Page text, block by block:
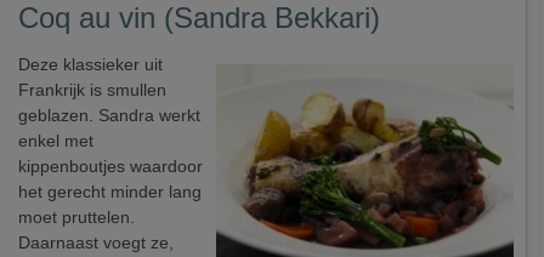
Coq au vin (Sandra Bekkari)
Deze klassieker uit
Frankrijk is smullen
geblazen. Sandra werkt
enkel met
kippenboutjes waardoor
het gerecht minder lang
moet pruttelen.
Daarnaast voegt ze,